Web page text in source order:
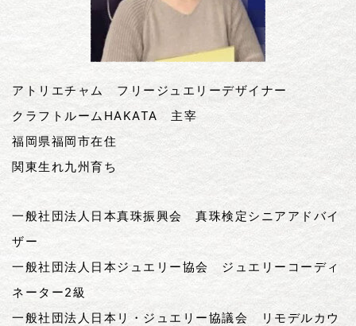
エントリー お問い合わせ
アトリエチャム フリージュエリーデザイナー
クラフトルームHAKATA 主宰
福岡県福岡市在住
関東生れ九州育ち
一般社団法人日本真珠振興会 真珠検定シニアアドバイ
ザー
一般社団法人日本ジュエリー協会 ジュエリーコーディ
ネーター2級
一般社団法人日本リ・ジュエリー協議会 リモデルカウ